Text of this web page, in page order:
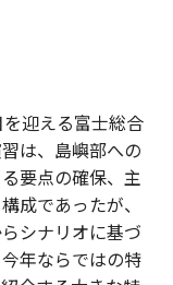
迎える富士総合
は、島嶼部への
要点の確保、主
成であったが、
シナリオに基づ
年ならではの特